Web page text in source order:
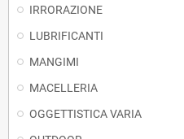
IRRORAZIONE
LUBRIFICANTI
MANGIMI
MACELLERIA
OGGETTISTICA VARIA